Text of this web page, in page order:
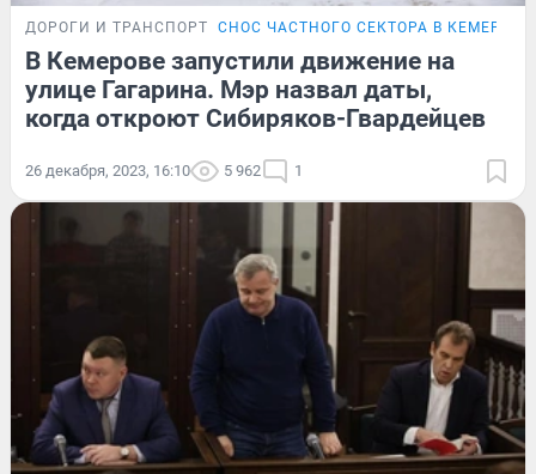
ДОРОГИ И ТРАНСПОРТ СНОС ЧАСТНОГО СЕКТОРА В КЕМЕРОВЕ
В Кемерове запустили движение на
улице Гагарина. Мэр назвал даты,
когда откроют Сибиряков-Гвардейцев
26 декабря, 2023, 16:10 5 962 1